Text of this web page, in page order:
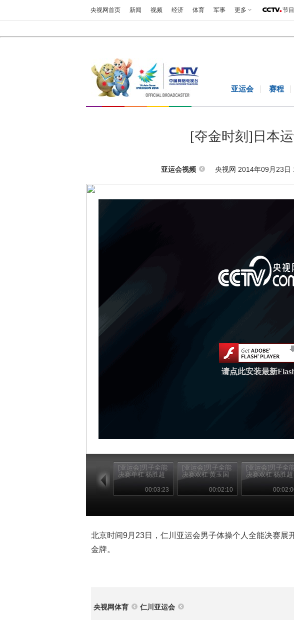
央视网首页 新闻 视频 经济 体育 军事 更多 节
亚运会 赛程
[夺金时刻]日本
亚运会视频 央视网 2014年09月23日
请点此安装最新
[亚运会]男子全能
决赛单杠 杨胜超
00:03:23
[亚运会]男子全能
决赛双杠 黄玉国
00:02:10
[亚运会]男子全
决赛双杠 杨胜超
北京时间9月23日，仁川亚运会男子体操个人全能决赛展
金牌。
央视网体育 仁川亚运会